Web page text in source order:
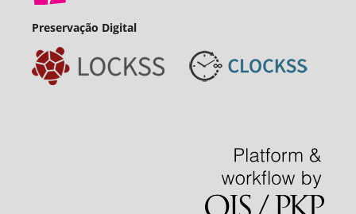
Preservação Digital